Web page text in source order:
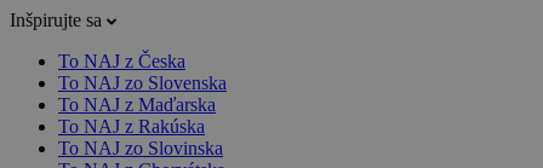
Inšpirujte sa
To NAJ z Česka
To NAJ zo Slovenska
To NAJ z Maďarska
To NAJ z Rakúska
To NAJ zo Slovinska